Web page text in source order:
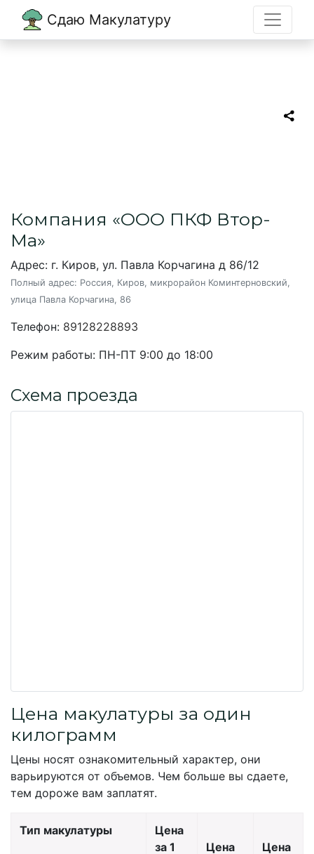
Сдаю Макулатуру
Компания «ООО ПКФ Втор-
Ма»
Адрес: г. Киров, ул. Павла Корчагина д 86/12
Полный адрес: Россия, Киров, микрорайон Коминтерновский,
улица Павла Корчагина, 86
Телефон: 89128228893
Режим работы: ПН-ПТ 9:00 до 18:00
Схема проезда
Цена макулатуры за один
килограмм
Цены носят ознакомительный характер, они
варьируются от объемов. Чем больше вы сдаете,
тем дороже вам заплатят.
Тип макулатуры
Цена
за 1
Цена
Цена